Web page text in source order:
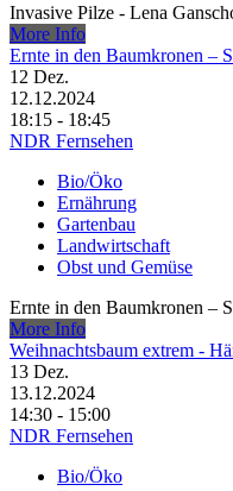
Invasive Pilze - Lena
More Info
Ernte in den Baumkronen –
12 Dez.
12.12.2024
18:15 - 18:45
NDR Fernsehen
Bio/Öko
Ernährung
Gartenbau
Landwirtschaft
Obst und Gemüse
Ernte in den Baumkronen –
More Info
Weihnachtsbaum extrem -
13 Dez.
13.12.2024
14:30 - 15:00
NDR Fernsehen
Bio/Öko